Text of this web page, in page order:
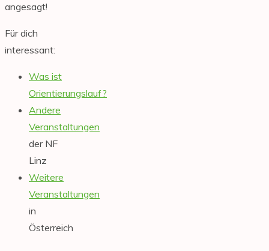
angesagt!
Für dich
interessant:
Was ist
Orientierungslauf?
Andere
Veranstaltungen
der NF
Linz
Weitere
Veranstaltungen
in
Österreich